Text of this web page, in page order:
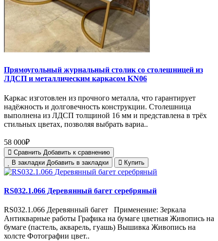
Прямоугольный журнальный столик со столешницей из
ЛДСП и металлическим каркасом KN06
Каркас изготовлен из прочного металла, что гарантирует
надёжность и долговечность конструкции. Столешница
выполнена из ЛДСП толщиной 16 мм и представлена в трёх
стильных цветах, позволяя выбрать вариа..
58 000₽
Сравнить Добавить к сравнению
В закладки Добавить в закладки Купить
RS032.1.066 Деревянный багет серебряный
RS032.1.066 Деревянный багет Применение: Зеркала
Антикварные работы Графика на бумаге цветная Живопись на
бумаге (пастель, акварель, гуашь) Вышивка Живопись на
холсте Фотографии цвет..